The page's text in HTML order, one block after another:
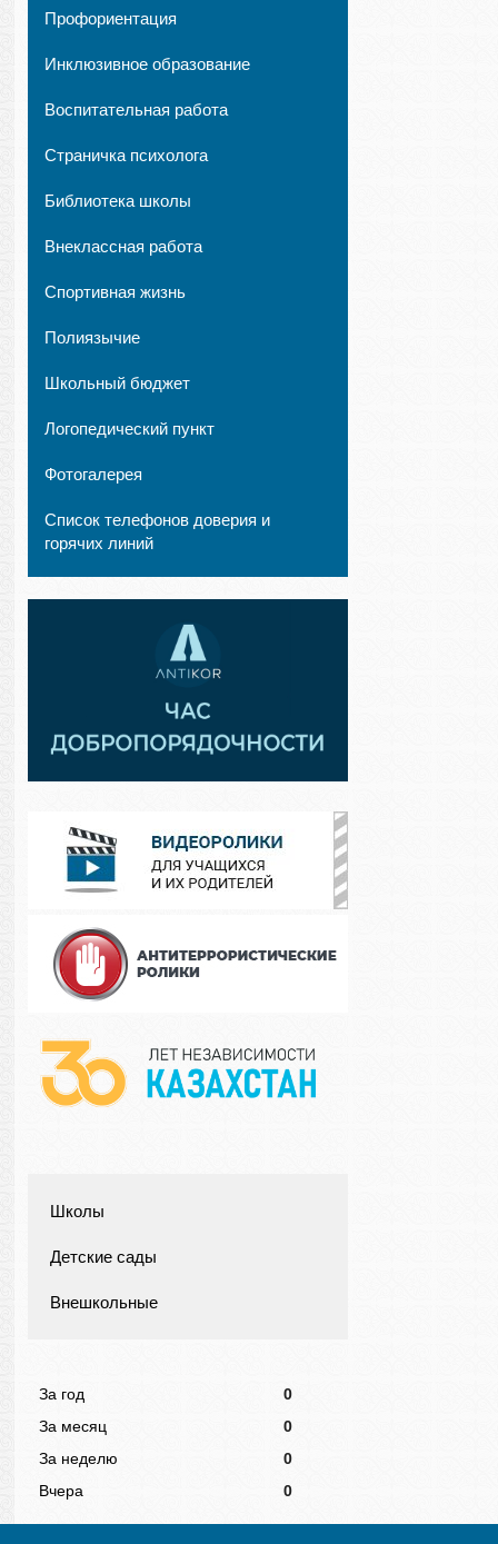
Профориентация
Инклюзивное образование
Воспитательная работа
Страничка психолога
Библиотека школы
Внеклассная работа
Спортивная жизнь
Полиязычие
Школьный бюджет
Логопедический пункт
Фотогалерея
Список телефонов доверия и
горячих линий
Школы
Детские сады
Внешкольные
За год
0
За месяц
0
За неделю
0
Вчера
0